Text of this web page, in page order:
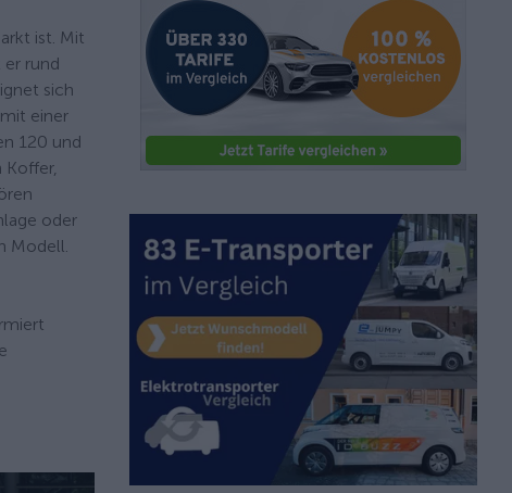
ist. Mit
rund
sich
einer
120 und
Koffer,
oder
Modell.